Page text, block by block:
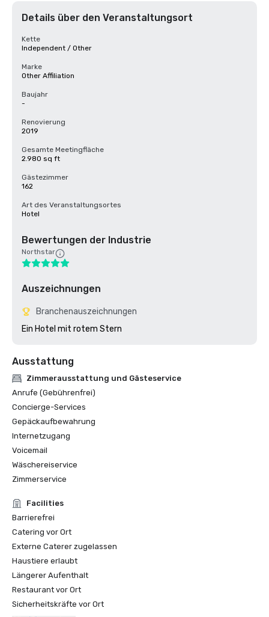
Details über den Veranstaltungsort
Kette
Independent / Other
Marke
Other Affiliation
Baujahr
-
Renovierung
2019
Gesamte Meetingfläche
2.980 sq ft
Gästezimmer
162
Art des Veranstaltungsortes
Hotel
Bewertungen der Industrie
Northstar
Auszeichnungen
Branchenauszeichnungen
Ausstattung
Zimmerausstattung und Gästeservice
Anrufe (Gebührenfrei)
Concierge-Services
Gepäckaufbewahrung
Internetzugang
Voicemail
Wäschereiservice
Zimmerservice
Facilities
Barrierefrei
Catering vor Ort
Externe Caterer zugelassen
Haustiere erlaubt
Längerer Aufenthalt
Restaurant vor Ort
Sicherheitskräfte vor Ort